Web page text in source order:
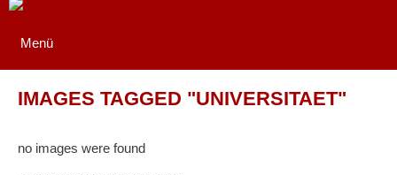
Menü
IMAGES TAGGED "UNIVERSITAET"
no images were found